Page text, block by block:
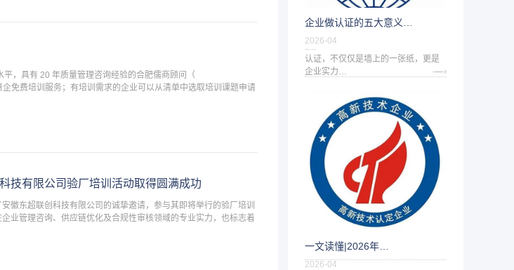
，具有 20 年质量管理咨询经验的合肥儒商顾问（
免费培训服务；有培训需求的企业可以从清单中选取培训课题申请
技有限公司验厂培训活动取得圆满成功
徽东超联创科技有限公司的诚挚邀请，参与其即将举行的验厂培训
业管理咨询、供应链优化及合规性审核领域的专业实力，也标志着
企业做认证的五大意义…
2026-04
认证，不仅仅是墙上的一张纸，更是
企业实力…
一文读懂|2026年…
2026-04